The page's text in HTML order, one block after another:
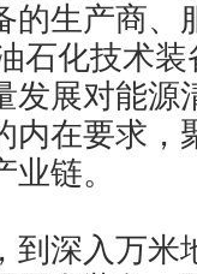
的生产商、
石化技术
发展对能源
内在要求，
链。
到深入万米